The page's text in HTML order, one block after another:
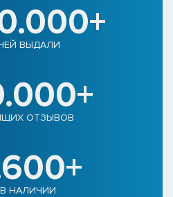
ВЫДАЛИ
ОТЗЫВОВ
НАЛИЧИИ